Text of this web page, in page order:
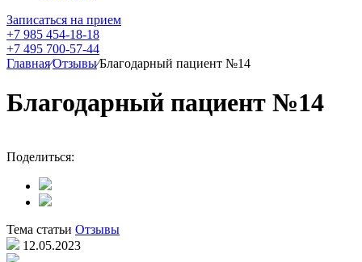
Записаться на прием
+7 985 454-18-18
+7 495 700-57-44
Главная⁄Отзывы⁄Благодарный пациент №14
Благодарный пациент №14
Поделиться:
Тема статьи Отзывы
12.05.2023